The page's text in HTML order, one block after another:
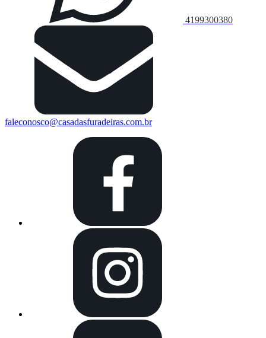
4199300380
faleconosco@casadasfuradeiras.com.br